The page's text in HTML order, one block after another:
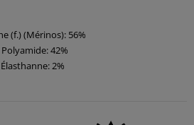
(f.) (Mérinos): 56%
Polyamide: 42%
Élasthanne: 2%